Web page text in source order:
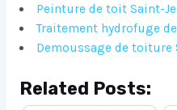
Peinture de toit Saint-
Traitement hydrofuge
Demoussage de toiture
Related Posts: